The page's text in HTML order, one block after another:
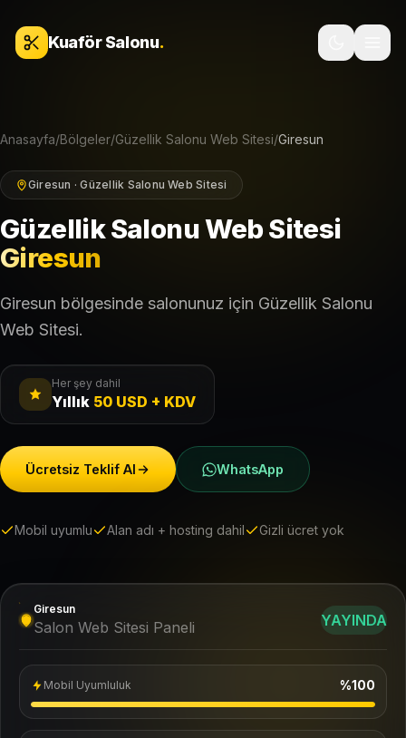
Kuaför Salonu.
Anasayfa/Bölgeler/Güzellik Salonu Web Sitesi/Giresun
Giresun · Güzellik Salonu Web Sitesi
Güzellik Salonu Web Sitesi
Giresun
Giresun bölgesinde salonunuz için Güzellik Salonu
Web Sitesi.
Her şey dahil
Yıllık 50 USD + KDV
Ücretsiz Teklif Al WhatsApp
Mobil uyumlu Alan adı + hosting dahil Gizli ücret yok
Giresun
Salon Web Sitesi Paneli YAYINDA
Mobil Uyumluluk %100